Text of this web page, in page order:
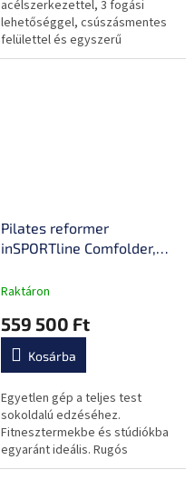
acélszerkezettel, 3 fogási
lehetőséggel, csúszásmentes
felülettel és egyszerű
felszereléssel.
Pilates reformer
inSPORTline Comfolder,
praktikus, összecsukható,
ellenállás, ALU váz, súly
68kg
Raktáron
559 500 Ft
Kosárba
Egyetlen gép a teljes test
sokoldalú edzéséhez.
Fitnesztermekbe és stúdiókba
egyaránt ideális. Rugós
ellenállási rendszerrel,